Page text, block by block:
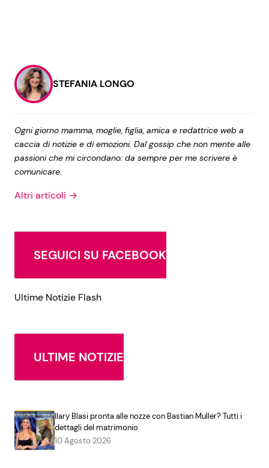
STEFANIA LONGO
Ogni giorno mamma, moglie, figlia, amica e redattrice web a
caccia di notizie e di emozioni. Dal gossip che non mente alle
passioni che mi circondano: da sempre per me scrivere è
comunicare.
Altri articoli →
SEGUICI SU FACEBOOK
Ultime Notizie Flash
ULTIME NOTIZIE
Ilary Blasi pronta alle nozze con Bastian Muller? Tutti i
dettagli del matrimonio
10 Agosto 2026